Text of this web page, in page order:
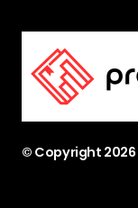
© Copyright 2026